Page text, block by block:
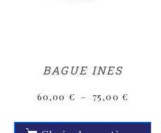
BAGUE INES
60,00 € – 75,00 €